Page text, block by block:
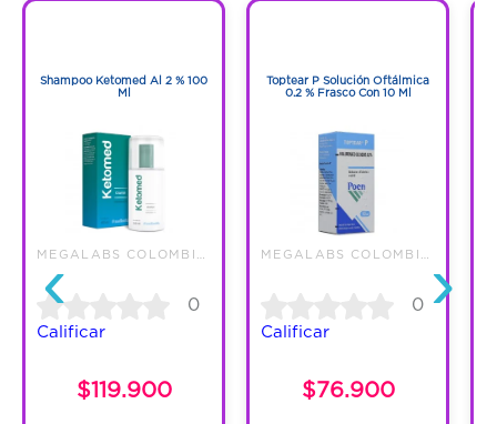
‹
Shampoo Ketomed Al 2 % 100
Ml
0
Calificar
$119.900
Toptear P Solución Oftálmica
0.2 % Frasco Con 10 Ml
0
Calificar
$76.900
›